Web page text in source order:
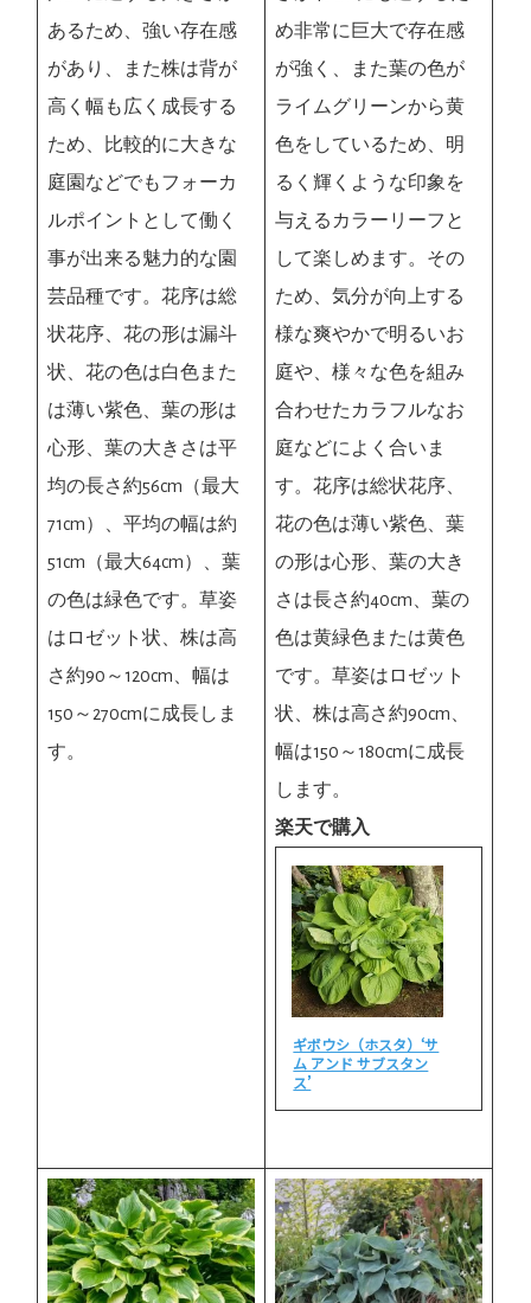
あるため、強い存在感
があり、また株は背が
高く幅も広く成長する
ため、比較的に大きな
庭園などでもフォーカ
ルポイントとして働く
事が出来る魅力的な園
芸品種です。花序は総
状花序、花の形は漏斗
状、花の色は白色また
は薄い紫色、葉の形は
心形、葉の大きさは平
均の長さ約56cm（最大
71cm）、平均の幅は約
51cm（最大64cm）、葉
の色は緑色です。草姿
はロゼット状、株は高
さ約90～120cm、幅は
150～270cmに成長しま
す。
め非常に巨大で存在感
が強く、また葉の色が
ライムグリーンから黄
色をしているため、明
るく輝くような印象を
与えるカラーリーフと
して楽しめます。その
ため、気分が向上する
様な爽やかで明るいお
庭や、様々な色を組み
合わせたカラフルなお
庭などによく合いま
す。花序は総状花序、
花の色は薄い紫色、葉
の形は心形、葉の大き
さは長さ約40cm、葉の
色は黄緑色または黄色
です。草姿はロゼット
状、株は高さ約90cm、
幅は150～180cmに成長
します。
楽天で購入
ギボウシ（ホスタ）‘サ
ム アンド サブスタン
ス’